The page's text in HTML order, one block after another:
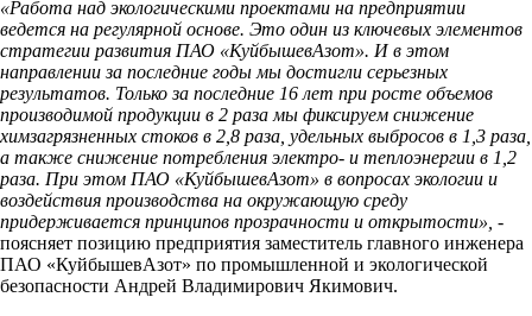
«Работа над экологическими проектами на предприятии
ведется на регулярной основе. Это один из ключевых элементов
стратегии развития ПАО «КуйбышевАзот». И в этом
направлении за последние годы мы достигли серьезных
результатов. Только за последние 16 лет при росте объемов
производимой продукции в 2 раза мы фиксируем снижение
химзагрязненных стоков в 2,8 раза, удельных выбросов в 1,3 раза,
а также снижение потребления электро- и теплоэнергии в 1,2
раза. При этом ПАО «КуйбышевАзот» в вопросах экологии и
воздействия производства на окружающую среду
придерживается принципов прозрачности и открытости», -
поясняет позицию предприятия заместитель главного инженера
ПАО «КуйбышевАзот» по промышленной и экологической
безопасности Андрей Владимирович Якимович.